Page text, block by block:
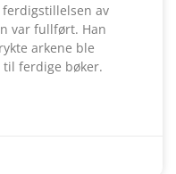
av
var fullført. Han
arkene ble
ferdige bøker.